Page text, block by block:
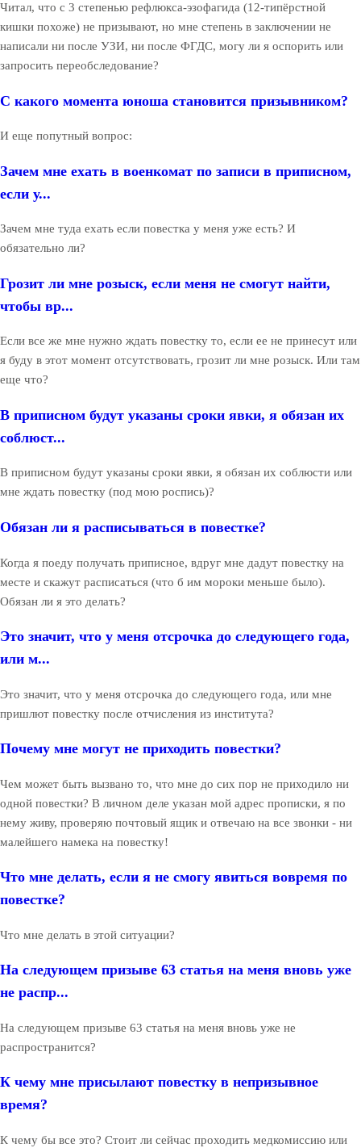
Читал, что с 3 степенью рефлюкса-эзофагида (12-типёрстной
кишки похоже) не призывают, но мне степень в заключении не
написали ни после УЗИ, ни после ФГДС, могу ли я оспорить или
запросить переобследование?
С какого момента юноша становится призывником?
И еще попутный вопрос:
Зачем мне ехать в военкомат по записи в приписном,
если у...
Зачем мне туда ехать если повестка у меня уже есть? И
обязательно ли?
Грозит ли мне розыск, если меня не смогут найти,
чтобы вр...
Если все же мне нужно ждать повестку то, если ее не принесут или
я буду в этот момент отсутствовать, грозит ли мне розыск. Или там
еще что?
В приписном будут указаны сроки явки, я обязан их
соблюст...
В приписном будут указаны сроки явки, я обязан их соблюсти или
мне ждать повестку (под мою роспись)?
Обязан ли я расписываться в повестке?
Когда я поеду получать приписное, вдруг мне дадут повестку на
месте и скажут расписаться (что б им мороки меньше было).
Обязан ли я это делать?
Это значит, что у меня отсрочка до следующего года,
или м...
Это значит, что у меня отсрочка до следующего года, или мне
пришлют повестку после отчисления из института?
Почему мне могут не приходить повестки?
Чем может быть вызвано то, что мне до сих пор не приходило ни
одной повестки? В личном деле указан мой адрес прописки, я по
нему живу, проверяю почтовый ящик и отвечаю на все звонки - ни
малейшего намека на повестку!
Что мне делать, если я не смогу явиться вовремя по
повестке?
Что мне делать в этой ситуации?
На следующем призыве 63 статья на меня вновь уже
не распр...
На следующем призыве 63 статья на меня вновь уже не
распространится?
К чему мне присылают повестку в непризывное
время?
К чему бы все это? Стоит ли сейчас проходить медкомиссию или